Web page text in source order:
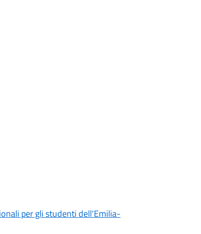
per gli studenti dell'Emilia-